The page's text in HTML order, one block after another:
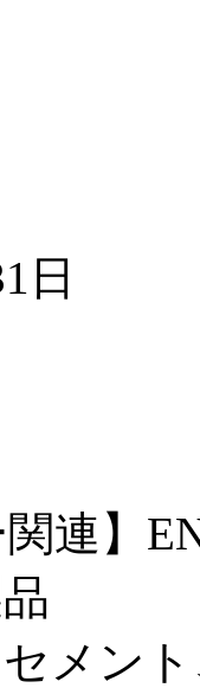
日
関連】
セメン